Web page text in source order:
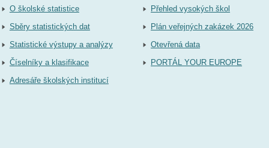
O školské statistice
Sběry statistických dat
Statistické výstupy a analýzy
Číselníky a klasifikace
Adresáře školských institucí
Přehled vysokých škol
Plán veřejných zakázek 2026
Otevřená data
PORTÁL YOUR EUROPE